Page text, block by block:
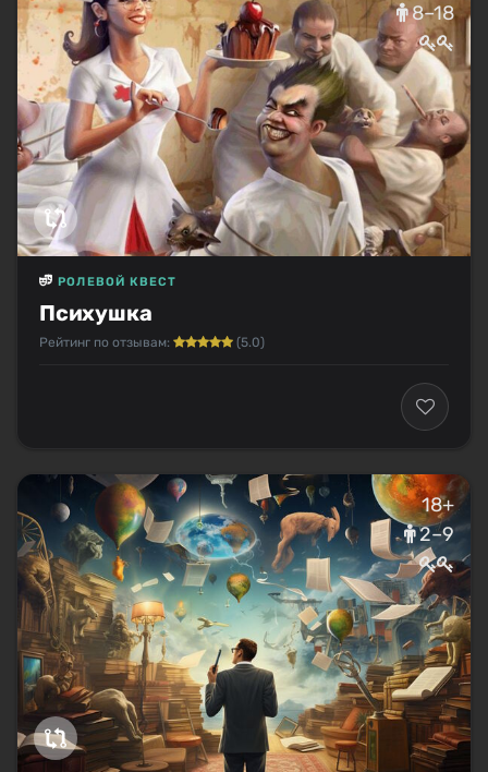
8–18
Психушка
РОЛЕВОЙ КВЕСТ
Рейтинг по отзывам: (5.0)
18+
2–9